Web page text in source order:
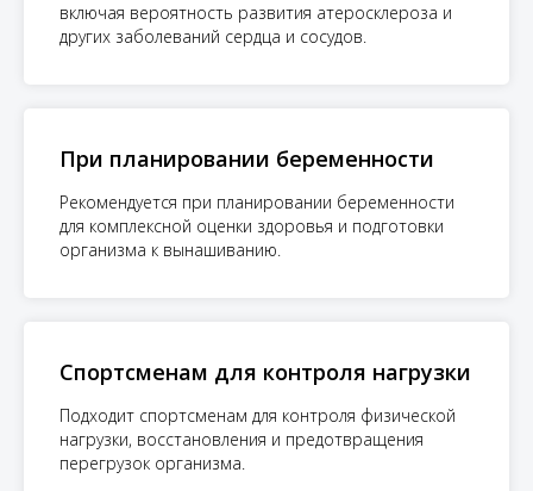
включая вероятность развития атеросклероза и
других заболеваний сердца и сосудов.
При планировании беременности
Рекомендуется при планировании беременности
для комплексной оценки здоровья и подготовки
организма к вынашиванию.
Спортсменам для контроля нагрузки
Подходит спортсменам для контроля физической
нагрузки, восстановления и предотвращения
перегрузок организма.